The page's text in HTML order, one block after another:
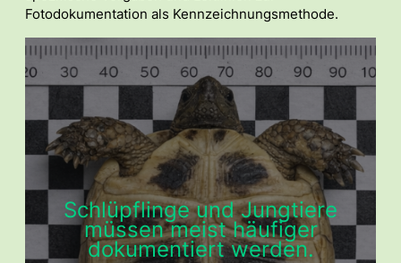
Fotodokumentation als Kennzeichnungsmethode.
Schlüpflinge und Jungtiere
müssen meist häufiger
dokumentiert werden.